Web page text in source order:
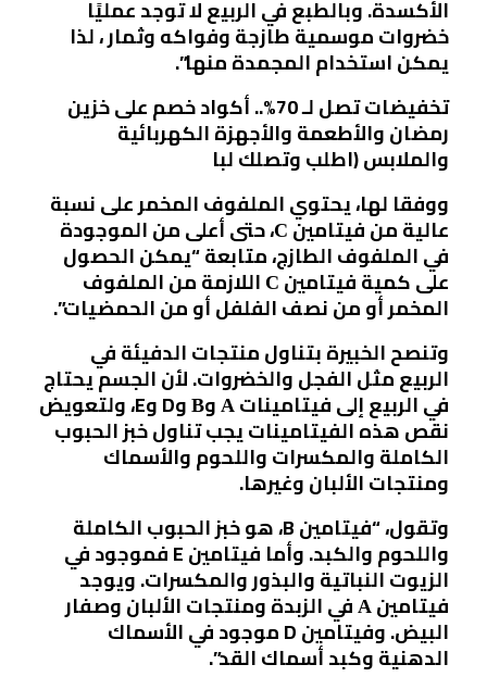
الأكسدة. وبالطبع في الربيع لا توجد عمليًا
خضروات موسمية طازجة وفواكه وثمار ، لذا
يمكن استخدام المجمدة منها”.
تخفيضات تصل لـ 70%.. أكواد خصم على خزين
رمضان والأطعمة والأجهزة الكهربائية
والملابس (اطلب وتصلك لبا
ووفقا لها، يحتوي الملفوف المخمر على نسبة
عالية من فيتامين С، حتى أعلى من الموجودة
في الملفوف الطازج، متابعة “يمكن الحصول
على كمية فيتامين С اللازمة من الملفوف
المخمر أو من نصف الفلفل أو من الحمضيات”.
وتنصح الخبيرة بتناول منتجات الدفيئة في
الربيع مثل الفجل والخضروات. لأن الجسم يحتاج
في الربيع إلى فيتامينات А وВ وD وE، ولتعويض
نقص هذه الفيتامينات يجب تناول خبز الحبوب
الكاملة والمكسرات واللحوم والأسماك
ومنتجات الألبان وغيرها.
وتقول، “فيتامين B، هو خبز الحبوب الكاملة
واللحوم والكبد. وأما فيتامين E فموجود في
الزيوت النباتية والبذور والمكسرات. ويوجد
فيتامين А في الزبدة ومنتجات الألبان وصفار
البيض. وفيتامين D موجود في الأسماك
الدهنية وكبد أسماك القد”.